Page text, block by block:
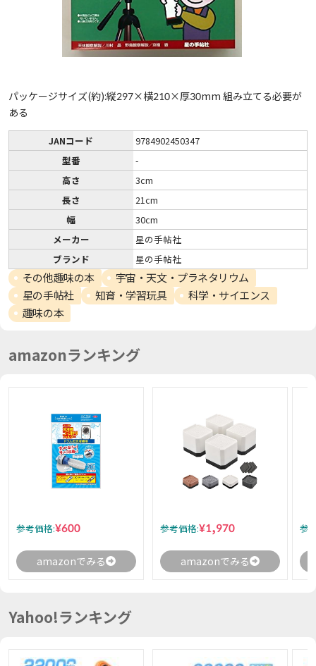
パッケージサイズ(約):縦297×横210×厚30mm 組み立てる必要が
ある
JANコード
9784902450347
型番
-
高さ
3cm
長さ
21cm
幅
30cm
メーカー
星の手帖社
ブランド
星の手帖社
その他趣味の本
宇宙・天文・プラネタリウム
星の手帖社
知育・学習玩具
科学・サイエンス
趣味の本
amazonランキング
参考価格:¥600
amazonでみる
参考価格:¥1,970
amazonでみる
参
Yahoo!ランキング